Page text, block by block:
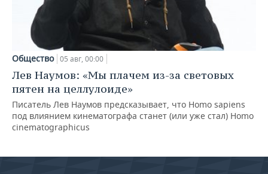
Общество 05 авг, 00:00
Лев Наумов: «Мы плачем из-за световых
пятен на целлулоиде»
Писатель Лев Наумов предсказывает, что Homo sapiens
под влиянием кинематографа станет (или уже стал) Homo
cinematographicus